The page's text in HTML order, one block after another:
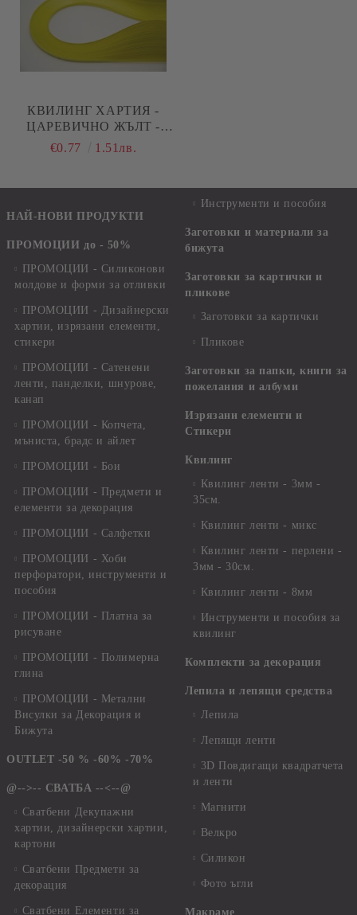
КВИЛИНГ ХАРТИЯ -
ЦАРЕВИЧНО ЖЪЛТ -
100БР. - 35СМ.
€0.77 1.51лв.
НАЙ-НОВИ ПРОДУКТИ
ПРОМОЦИИ до - 50%
ПРОМОЦИИ - Силиконови
молдове и форми за отливки
ПРОМОЦИИ - Дизайнерски
хартии, изрязани елементи,
стикери
ПРОМОЦИИ - Сатенени
ленти, панделки, шнурове,
канап
ПРОМОЦИИ - Копчета,
мъниста, брадс и айлет
ПРОМОЦИИ - Бои
ПРОМОЦИИ - Предмети и
елементи за декорация
ПРОМОЦИИ - Салфетки
ПРОМОЦИИ - Хоби
перфоратори, инструменти и
пособия
ПРОМОЦИИ - Платна за
рисуване
ПРОМОЦИИ - Полимерна
глина
ПРОМОЦИИ - Метални
Висулки за Декорация и
Бижута
OUTLET -50 % -60% -70%
@-->-- СВАТБА --<--@
Сватбени Декупажни
хартии, дизайнерски хартии,
картони
Сватбени Предмети за
декорация
Сватбени Елементи за
Инструменти и пособия
Заготовки и материали за
бижута
Заготовки за картички и
пликове
Заготовки за картички
Пликове
Заготовки за папки, книги за
пожелания и албуми
Изрязани елементи и
Стикери
Квилинг
Квилинг ленти - 3мм -
35см.
Квилинг ленти - микс
Квилинг ленти - перлени -
3мм - 30см.
Квилинг ленти - 8мм
Инструменти и пособия за
квилинг
Комплекти за декорация
Лепила и лепящи средства
Лепила
Лепящи ленти
3D Повдигащи квадратчета
и ленти
Магнити
Велкро
Силикон
Фото ъгли
Макраме